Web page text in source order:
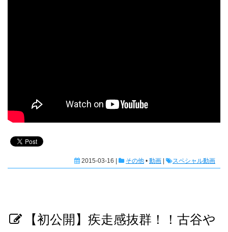
2015-03-16 | その他 • 動画 スペシャル動画
【初公開】疾走感抜群！！古谷や